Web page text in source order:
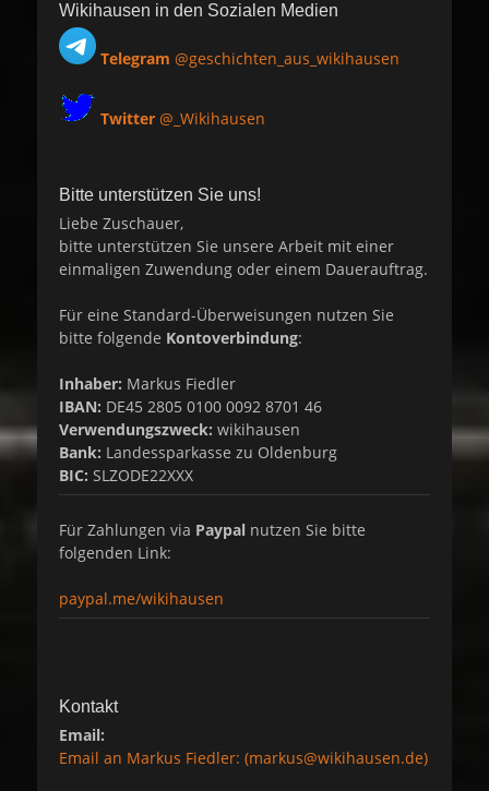
Wikihausen in den Sozialen Medien
Telegram @geschichten_aus_wikihausen
Twitter @_Wikihausen
Bitte unterstützen Sie uns!
Liebe Zuschauer,
bitte unterstützen Sie unsere Arbeit mit einer
einmaligen Zuwendung oder einem Dauerauftrag.
Für eine Standard-Überweisungen nutzen Sie
bitte folgende Kontoverbindung:
Inhaber: Markus Fiedler
IBAN: DE45 2805 0100 0092 8701 46
Verwendungszweck: wikihausen
Bank: Landessparkasse zu Oldenburg
BIC: SLZODE22XXX
Für Zahlungen via Paypal nutzen Sie bitte
folgenden Link:
paypal.me/wikihausen
Kontakt
Email:
Email an Markus Fiedler: (markus@wikihausen.de)